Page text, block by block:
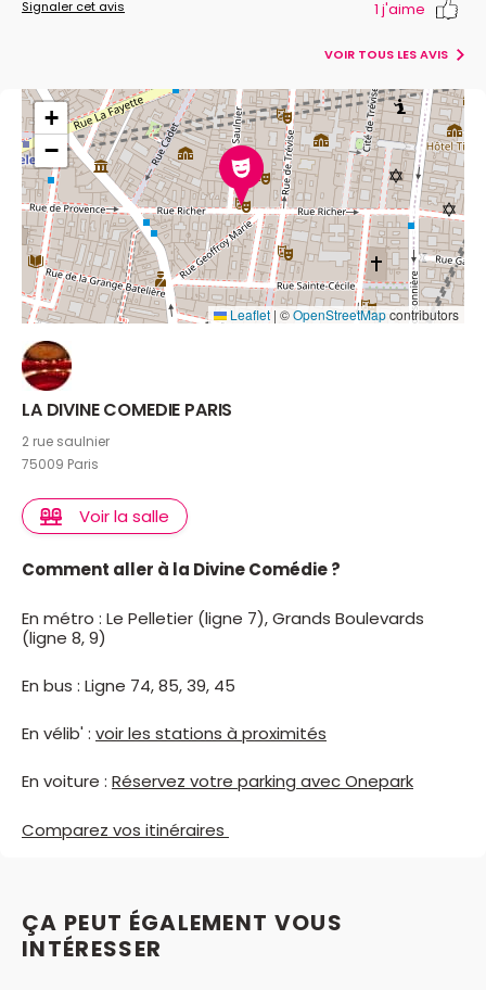
Signaler cet avis 1 j'aime
VOIR TOUS LES AVIS
+
−
Leaflet | ©OpenStreetMapcontributors
LA DIVINE COMEDIE PARIS
2 rue saulnier
75009 Paris
Voir la salle
Comment aller à la Divine Comédie ?
En métro : Le Pelletier (ligne 7), Grands Boulevards
(ligne 8, 9)
En bus : Ligne 74, 85, 39, 45
En vélib' : voir les stations à proximités
En voiture : Réservez votre parking avec Onepark
Comparez vos itinéraires
ÇA PEUT ÉGALEMENT VOUS
INTÉRESSER